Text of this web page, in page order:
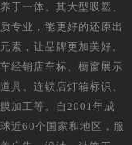
于一体。其大型吸塑、
专业，能更好的还原出
素，让品牌更加美好。
经销店车标、橱窗展示
具、连锁店灯箱标识、
加工等。自2001年成
近60个国家和地区，服